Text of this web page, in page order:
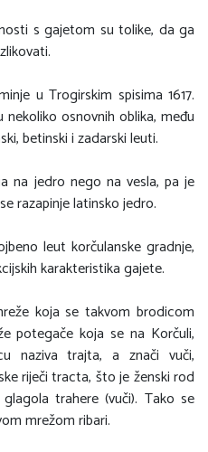
s gajetom su tolike, da ga
u Trogirskim spisima 1617.
osnovnih oblika, među
betinski i zadarski leuti.
na jedro nego na vesla, pa je
razapinje latinsko jedro.
leut korčulanske gradnje,
karakteristika gajete.
koja se takvom brodicom
potegače koja se na Korčuli,
naziva trajta, a znači vuči,
riječi tracta, što je ženski rod
trahere (vuči). Tako se
mrežom ribari.